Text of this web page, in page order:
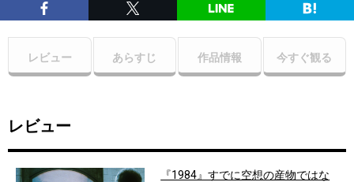
レビュー あらすじ 作品情報 今すぐ観る
レビュー
『1984』すでに空想の産物ではな